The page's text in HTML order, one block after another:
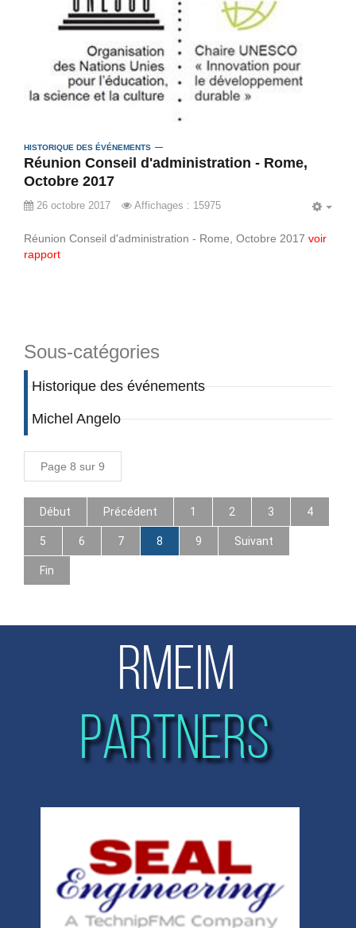
HISTORIQUE DES ÉVÉNEMENTS
Réunion Conseil d'administration - Rome,
Octobre 2017
26 octobre 2017 Affichages : 15975
Réunion Conseil d'administration - Rome, Octobre 2017 voir
rapport
Sous-catégories
Historique des événements
Michel Angelo
Page 8 sur 9
Début Précédent 1 2 3 4
5 6 7 8 9 Suivant
Fin
RMEIM
PARTNERS